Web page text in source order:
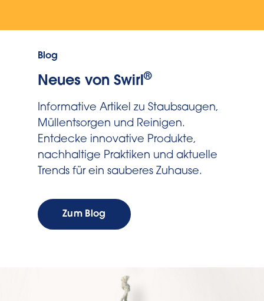
Blog
Neues von Swirl®
Informative Artikel zu Staubsaugen,
Müllentsorgen und Reinigen.
Entdecke innovative Produkte,
nachhaltige Praktiken und aktuelle
Trends für ein sauberes Zuhause.
Zum Blog